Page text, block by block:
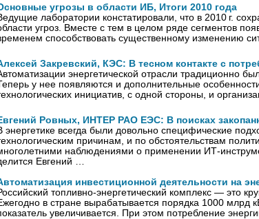
угрозы в области ИБ, Итоги 2010 года
лаборатории констатировали, что в 2010 г.
угроз. Вместе с тем в целом ряде сегментов
способствовать существенному изменению
Закревский, КЭС: В тесном контакте с
энергетической отрасли традиционно
у нее появляются и дополнительные
инициатив, с одной стороны, и
Ровных, ИНТЕР РАО ЕЭС: В поисках
энергетике всегда были довольно специфические
причинам, и по обстоятельствам
наблюдениями о применении ИТ-
Евгений …
инвестиционной деятельности на
топливно-энергетический комплекс — это
в стране вырабатывается порядка 1000 млрд
увеличивается. При этом потребление